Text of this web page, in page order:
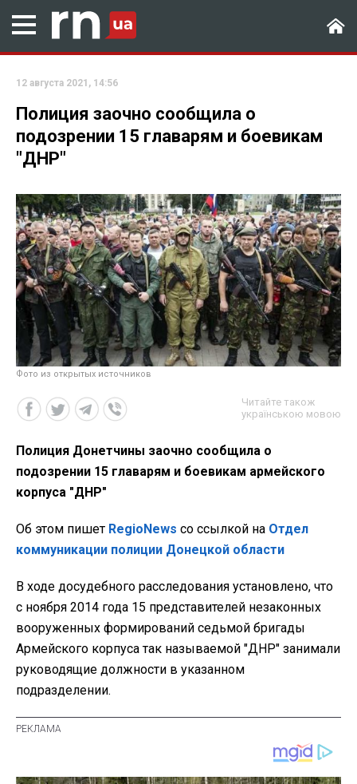
12 августа 2021, 14:56
Полиция заочно сообщила о
подозрении 15 главарям и боевикам
"ДНР"
Фото из открытых источников
Читайте також
українською мовою
Полиция Донетчины заочно сообщила о
подозрении 15 главарям и боевикам армейского
корпуса "ДНР"
Об этом пишет RegioNews со ссылкой на Отдел
коммуникации полиции Донецкой области
В ходе досудебного расследования установлено, что
с ноября 2014 года 15 представителей незаконных
вооруженных формирований седьмой бригады
Армейского корпуса так называемой "ДНР" занимали
руководящие должности в указанном
подразделении.